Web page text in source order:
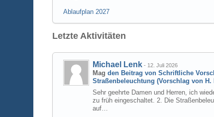
Ablaufplan 2027
Letzte Aktivitäten
Michael Lenk - 12. Juli 2026
Magden Beitrag vonSchriftliche
Straßenbeleuchtung (Vorschlag von H.
Sehr geehrte Damen und Herren, ich
zu früh eingeschaltet. 2. Die
auf…